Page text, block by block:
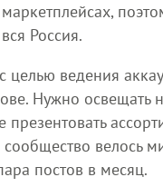
маркетплейсах,
Россия.
целью ведения
Нужно освещать
презентовать
велось
постов в месяц.